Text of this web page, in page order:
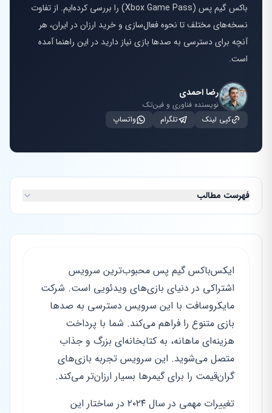
باکس گیم پس (Xbox Game Pass) را بررسی کرده‌ایم. از تفاوت
نسخه‌های مختلف تا نحوه فعال‌سازی و خرید ارزان در ایران، هر
آنچه برای دسترسی به صدها بازی نیاز دارید در این راهنما آمده
است.
رضا احمدی
نویسنده فناوری و فین‌تک
کپی لینک
تلگرام واتساپ
فهرست مطالب
ایکس‌باکس گیم پس محبوب‌ترین سرویس
اشتراکی در دنیای بازی‌های ویدئویی است. شرکت
مایکروسافت با این سرویس دسترسی به صدها
بازی متنوع را فراهم می‌کند. شما با پرداخت
هزینه‌ای ماهانه، به کتابخانه‌ای بزرگ و جذاب
متصل می‌شوید. این سرویس تجربه بازی‌های
گران‌قیمت را برای گیمرها بسیار ارزان‌تر می‌کند.
تغییرات مهمی در سال ۲۰۲۴ در ساختار این